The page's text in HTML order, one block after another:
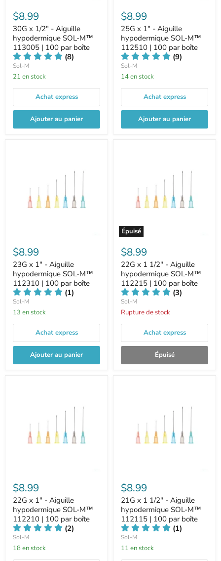
$8.99
30G x 1/2" - Aiguille
hypodermique SOL-M™
113005 | 100 par boîte
(8)
Sol-M
21 en stock
Achat express
Ajouter au panier
$8.99
25G x 1" - Aiguille
hypodermique SOL-M™
112510 | 100 par boîte
(9)
Sol-M
14 en stock
Achat express
Ajouter au panier
$8.99
23G x 1" - Aiguille
hypodermique SOL-M™
112310 | 100 par boîte
(1)
Sol-M
13 en stock
Achat express
Ajouter au panier
Épuisé
$8.99
22G x 1 1/2" - Aiguille
hypodermique SOL-M™
112215 | 100 par boîte
(3)
Sol-M
Rupture de stock
Achat express
Épuisé
$8.99
22G x 1" - Aiguille
hypodermique SOL-M™
112210 | 100 par boîte
(2)
Sol-M
18 en stock
$8.99
21G x 1 1/2" - Aiguille
hypodermique SOL-M™
112115 | 100 par boîte
(1)
Sol-M
11 en stock